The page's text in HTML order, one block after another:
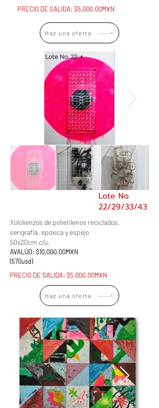
PRECIO DE SALIDA: $5,000.00MXN
Haz una oferta
Lote No.
22/29/33/43
Xololienzos de polietilenos reciclados,
serigrafía, epoxica y espejo
50x20cm c/u.
AVALÚO: $10,000.00MXN
(570usd)
PRECIO DE SALIDA: $5,000.00MXN
Haz una oferta